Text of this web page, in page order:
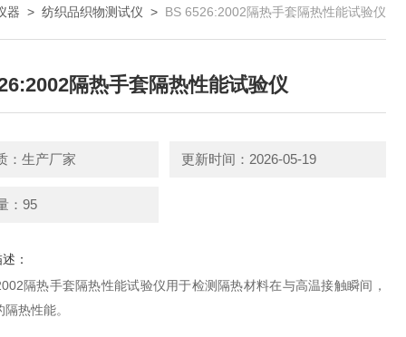
器 > 纺织品织物测试仪 > BS 6526:2002隔热手套隔热性能试验仪
隔热手套隔热性能试验仪
：生产厂家 更新时间：2026-05-19
：95
：
隔热手套隔热性能试验仪用于检测隔热材料在与高温接触瞬间，
热性能。